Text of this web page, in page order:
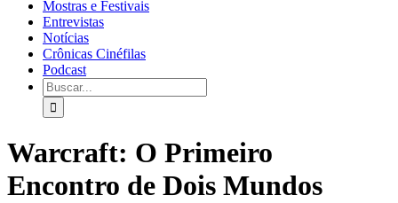
Mostras e Festivais
Entrevistas
Notícias
Crônicas Cinéfilas
Podcast
Warcraft: O Primeiro
Encontro de Dois Mundos